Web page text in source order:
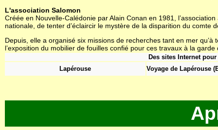
L'association Salomon
Créée en Nouvelle-Calédonie par Alain Conan en 1981,
nationale, de tenter d’éclaircir le mystère de la disparition du
Depuis, elle a organisé six missions de recherches tant en mer
l’exposition du mobilier de fouilles confié pour ces travaux à la
Des sites Internet
Lapérouse
Voyage de Lapérouse